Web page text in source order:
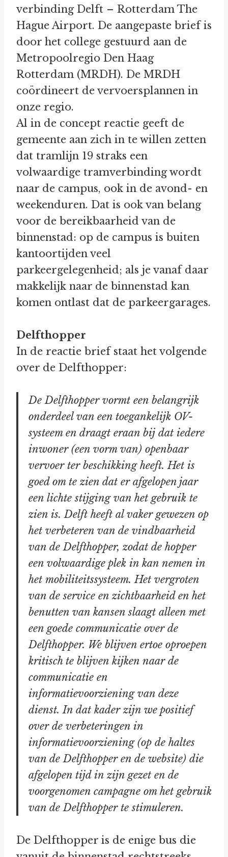
verbinding Delft – Rotterdam The
Hague Airport. De aangepaste brief is
door het college gestuurd aan de
Metropoolregio Den Haag
Rotterdam (MRDH). De MRDH
coördineert de vervoersplannen in
onze regio.
Al in de concept reactie geeft de
gemeente aan zich in te willen zetten
dat tramlijn 19 straks een
volwaardige tramverbinding wordt
naar de campus, ook in de avond- en
weekenduren. Dat is ook van belang
voor de bereikbaarheid van de
binnenstad: op de campus is buiten
kantoortijden veel
parkeergelegenheid; als je vanaf daar
makkelijk naar de binnenstad kan
komen ontlast dat de parkeergarages.
Delfthopper
In de reactie brief staat het volgende
over de Delfthopper:
De Delfthopper vormt een belangrijk
onderdeel van een toegankelijk OV-
systeem en draagt eraan bij dat iedere
inwoner (een vorm van) openbaar
vervoer ter beschikking heeft. Het is
goed om te zien dat er afgelopen jaar
een lichte stijging van het gebruik te
zien is. Delft heeft al vaker gewezen op
het verbeteren van de vindbaarheid
van de Delfthopper, zodat de hopper
een volwaardige plek in kan nemen in
het mobiliteitssysteem. Het vergroten
van de service en zichtbaarheid en het
benutten van kansen slaagt alleen met
een goede communicatie over de
Delfthopper. We blijven ertoe oproepen
kritisch te blijven kijken naar de
communicatie en
informatievoorziening van deze
dienst. In dat kader zijn we positief
over de verbeteringen in
informatievoorziening (op de haltes
van de Delfthopper en de website) die
afgelopen tijd in zijn gezet en de
voorgenomen campagne om het gebruik
van de Delfthopper te stimuleren.
De Delfthopper is de enige bus die